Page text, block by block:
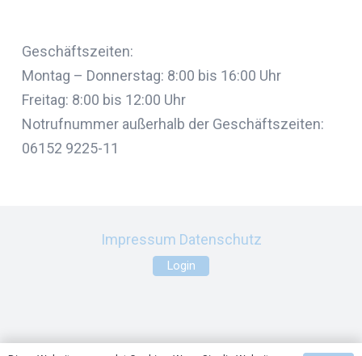
Geschäftszeiten:
Montag – Donnerstag: 8:00 bis 16:00 Uhr
Freitag: 8:00 bis 12:00 Uhr
Notrufnummer außerhalb der Geschäftszeiten:
06152 9225-11
Impressum Datenschutz
Login